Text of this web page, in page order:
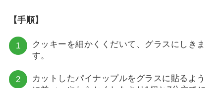
【手順】
クッキーを細かくくだいて、グラスにしきま
す。
カットしたパイナップルをグラスに貼るよう